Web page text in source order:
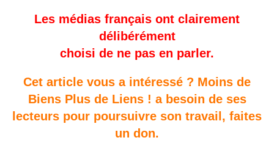
Les médias français ont clairement
délibérément
choisi de ne pas en parler.
Cet article vous a intéressé ? Moins de
Biens Plus de Liens ! a besoin de ses
lecteurs pour poursuivre son travail, faites
un don.